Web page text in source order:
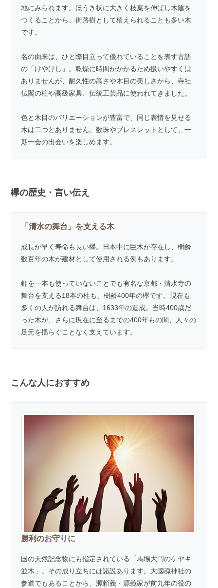
地にみられます。ほうき状に大きく枝葉を伸ばし木陰を
つくることから、街路樹として植えられることも多い木
です。
名の由来は、ひと際目立って優れていることを表す古語
の「けやけし」。乾燥に時間がかかるため扱いやすくは
ありませんが、耐久性の高さや木目の美しさから、寺社
仏閣の柱や高級家具、伝統工芸品に使われてきました。
色と木目のバリエーションが豊富で、同じ表情を見せる
木は二つとありません。数珠やブレスレットとして、一
期一会の出会いを楽しめます。
欅の歴史・言い伝え
「清水の舞台」を支える木
成長が早く寿命も長い欅。日本中に巨木が存在し、樹齢
数百年の木が建材として使用される例もあります。
釘を一本も使っていないことでも有名な京都・清水寺の
舞台を支える18本の柱も、樹齢400年の欅です。現在も
多くの人が訪れる舞台は、1633年の造成。当時400歳だ
った木が、さらに現在に至るまでの400年もの間、人々の
足元を揺らぐことなく支えています。
こんな人におすすめ
勝利のお守りに
国の天然記念物にも指定されている「馬場大門のケヤキ
並木」。その成り立ちには諸説あります。大國魂神社の
参道でもあることから、源頼義・源義家が前九年の役の